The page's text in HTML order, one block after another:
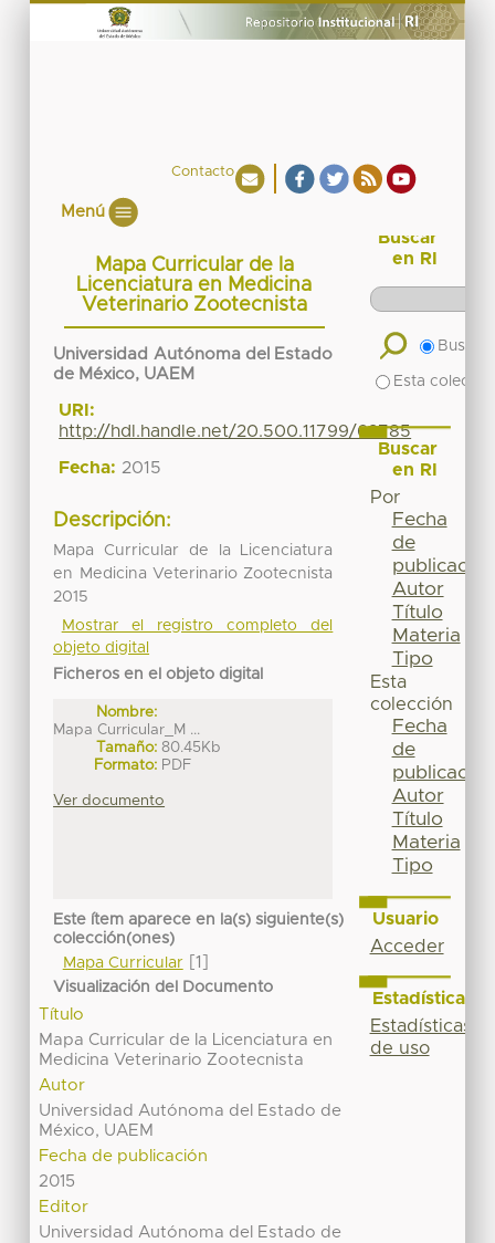
Contacto
Menú
Mapa Curricular de la
Licenciatura en Medicina
Veterinario Zootecnista
Universidad Autónoma del Estado
de México, UAEM
URI:
http://hdl.handle.net/20.500.11799/62785
Fecha: 2015
Descripción:
Mapa Curricular de la Licenciatura
en Medicina Veterinario Zootecnista
2015
Mostrar el registro completo del
objeto digital
Ficheros en el objeto digital
Nombre:
Mapa Curricular_M ...
Tamaño: 80.45Kb
Formato: PDF
Ver documento
Este ítem aparece en la(s) siguiente(s)
colección(ones)
Mapa Curricular[1]
Visualización del Documento
Título
Mapa Curricular de la Licenciatura en
Medicina Veterinario Zootecnista
Autor
Universidad Autónoma del Estado de
México, UAEM
Fecha de publicación
2015
Editor
Universidad Autónoma del Estado de
Buscar
en RI
Buscar
Esta
Buscar
en RI
Por
Fecha
de
publicación
Autor
Título
Materia
Tipo
Esta
colección
Fecha
de
publicación
Autor
Título
Materia
Tipo
Usuario
Acceder
Estadísticas
Estadísticas
de uso